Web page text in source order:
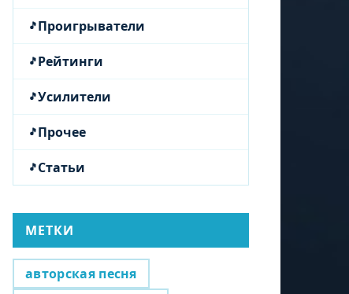
Проигрыватели
Рейтинги
Усилители
Прочее
Статьи
МЕТКИ
авторская песня